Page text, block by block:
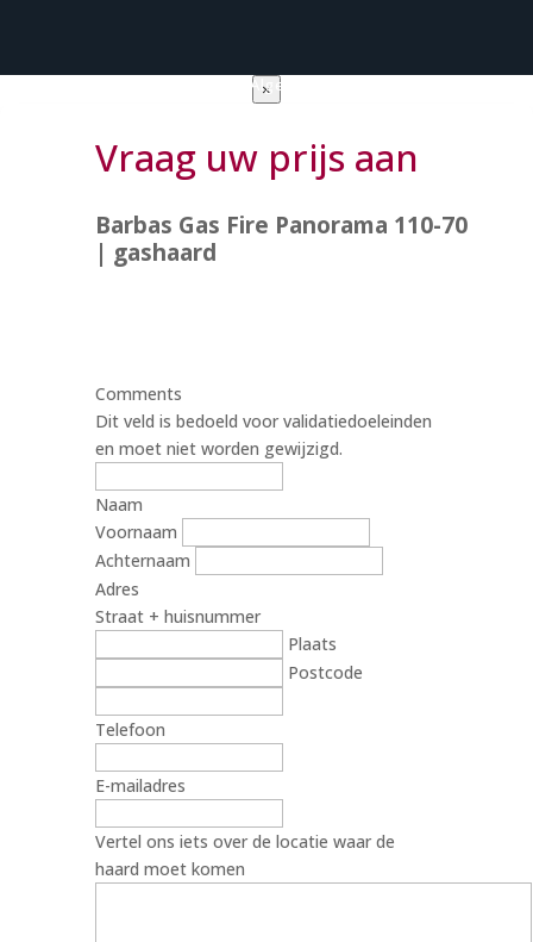
Algemene voorwaarden
×
Vraag uw prijs aan
Barbas Gas Fire Panorama 110-70
| gashaard
Comments
Dit veld is bedoeld voor validatiedoeleinden
en moet niet worden gewijzigd.
Naam
Voornaam
Achternaam
Adres
Straat + huisnummer
Plaats
Postcode
Telefoon
E-mailadres
Vertel ons iets over de locatie waar de
haard moet komen